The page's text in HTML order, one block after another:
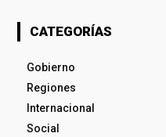
CATEGORÍAS
Gobierno
Regiones
Internacional
Social